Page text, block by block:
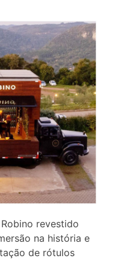
revestido
na história e
de rótulos